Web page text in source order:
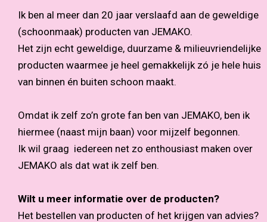
Ik ben al meer dan 20 jaar verslaafd aan de geweldige
(schoonmaak) producten van JEMAKO.
Het zijn echt geweldige, duurzame & milieuvriendelijke
producten waarmee je heel gemakkelijk zó je hele huis
van binnen én buiten schoon maakt.
Omdat ik zelf zo’n grote fan ben van JEMAKO, ben ik
hiermee (naast mijn baan) voor mijzelf begonnen.
Ik wil graag iedereen net zo enthousiast maken over
JEMAKO als dat wat ik zelf ben.
Wilt u meer informatie over de producten?
Het bestellen van producten of het krijgen van advies?